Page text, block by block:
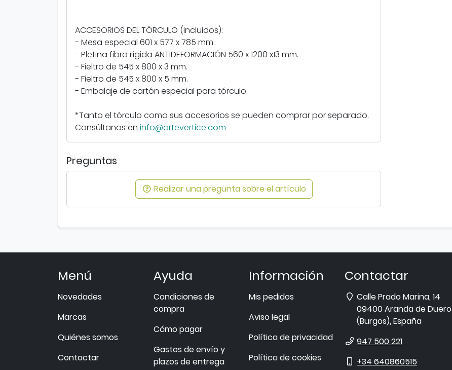
ACCESORIOS DEL TÓRCULO (incluidos):
- Mesa especial 601 x 577 x 785 mm.
- Pletina fibra rígida ANTIDEFORMACIÓN 560 x 1200 x13 mm.
- Fieltro de 545 x 800 x 3 mm.
- Fieltro de 545 x 800 x 5 mm.
- Embalaje de cartón especial para tórculo.
*Tanto el tórculo como sus accesorios se pueden comprar por separado.
Consúltanos en info@artevertice.com
Preguntas
Realizar una pregunta sobre el artículo
Menú
Novedades
Marcas
Quiénes somos
Contactar
Ayuda
Condiciones de
compra
Cómo pagar
Gastos de envío y
plazos de entrega
Información
Mis pedidos
Aviso legal
Política de privacidad
Política de cookies
Contactar
Dirección
Calle Prado Marina, 14
09400Aranda de Duero
(Burgos), España
Teléfono
947 500 221
Móvil
+34 640860515